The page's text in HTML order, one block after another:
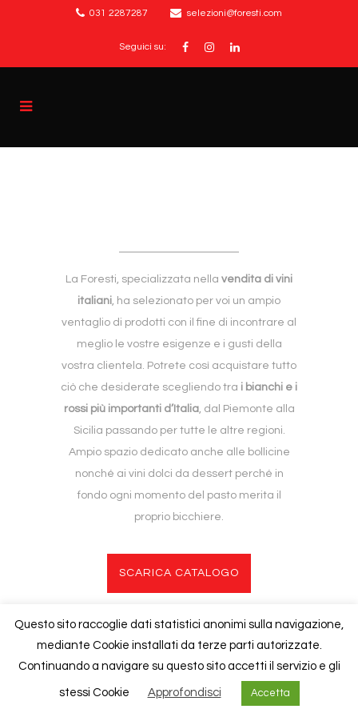
031 2287287 selezioni@foresti.com
Seguici su:
La Foresti, specializzata nella vendita di vini
italiani, ha selezionato per voi un ampio
ventaglio di prodotti con il fine di incontrare al
meglio le vostre esigenze e i gusti della
vostra clientela. Potrete così acquistare tutto
ciò che desiderate scegliendo tra i bianchi e i
rossi più importanti d’Italia, dal Piemonte alla
Sicilia passando per tutte le altre regioni.
Ampio spazio dedicato anche alle bollicine
nonché ai vini dolci da dessert perché in
fondo ogni momento del pasto merita il
proprio bicchiere.
SCARICA CATALOGO
Questo sito raccoglie dati statistici anonimi sulla navigazione,
mediante Cookie installati da terze parti autorizzate.
Continuando a navigare su questo sito accetti il servizio e gli
stessi Cookie Approfondisci Accetta